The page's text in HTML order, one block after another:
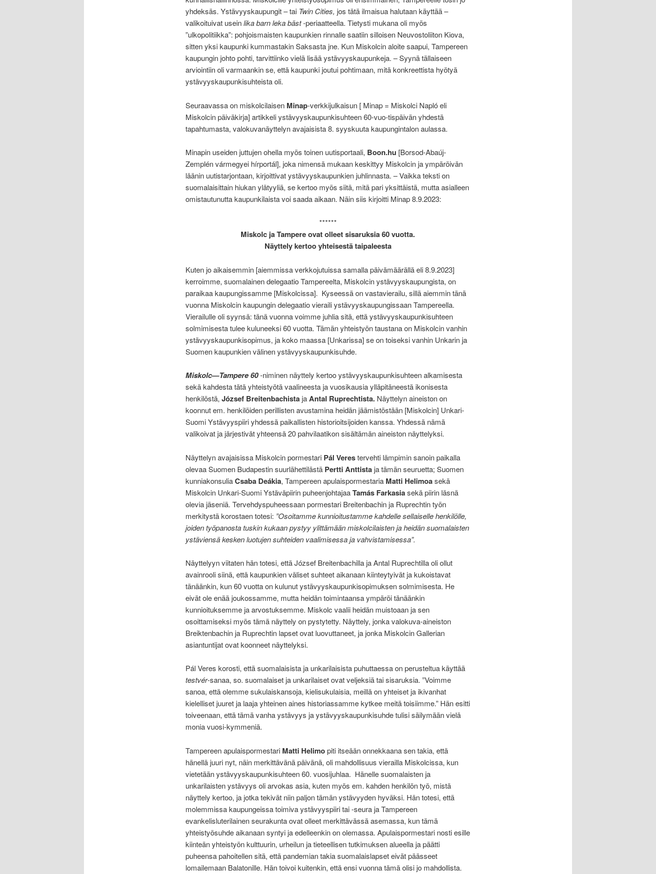
yhdeksäs. Ystävyyskaupungit – tai Twin Cities, jos tätä ilmaisua halutaan käyttää –
valikoituivat useinlika barn leka bäst-periaatteella. Tietysti mukana oli myös
”ulkopolitiikka”: pohjoismaisten kaupunkien rinnalle saatiin silloisen Neuvostoliiton Kiova,
sitten yksi kaupunki kummastakin Saksasta jne. Kun Miskolcin aloite saapui, Tampereen
kaupungin johto pohti, tarvittiinko vielä lisää ystävyyskaupunkeja. – Syynä tällaiseen
arviointiin oli varmaankin se, että kaupunki joutui pohtimaan, mitä konkreettista hyötyä
ystävyyskaupunkisuhteista oli.
Seuraavassa on miskolcilaisen Minap-verkkijulkaisun [ Minap = Miskolci Napló eli
Miskolcin päiväkirja] artikkeli ystävyyskaupunkisuhteen 60-vuo-tispäivän yhdestä
tapahtumasta, valokuvanäyttelyn avajaisista 8. syyskuuta kaupungintalon aulassa.
Minapin useiden juttujen ohella myös toinen uutisportaali, Boon.hu [Borsod-Abaúj-
Zemplén vármegyei hírportál], joka nimensä mukaan keskittyy Miskolcin ja ympäröivän
läänin uutistarjontaan, kirjoittivat ystävyyskaupunkien juhlinnasta. – Vaikka teksti on
suomalaisittain hiukan ylätyyliä, se kertoo myös siitä, mitä pari yksittäistä, mutta asialleen
omistautunutta kaupunkilaista voi saada aikaan. Näin siis kirjoitti Minap 8.9.2023:
******
Miskolc ja Tampere ovat olleet sisaruksia 60 vuotta.
Näyttely kertoo yhteisestä taipaleesta
Kuten jo aikaisemmin [aiemmissa verkkojutuissa samalla päivämäärällä eli 8.9.2023]
kerroimme, suomalainen delegaatio Tampereelta, Miskolcin ystävyyskaupungista, on
paraikaa kaupungissamme [Miskolcissa]. Kyseessä on vastavierailu, sillä aiemmin tänä
vuonna Miskolcin kaupungin delegaatio vieraili ystävyyskaupungissaan Tampereella.
Vierailulle oli syynsä: tänä vuonna voimme juhlia sitä, että ystävyyskaupunkisuhteen
solmimisesta tulee kuluneeksi 60 vuotta. Tämän yhteistyön taustana on Miskolcin vanhin
ystävyyskaupunkisopimus, ja koko maassa [Unkarissa] se on toiseksi vanhin Unkarin ja
Suomen kaupunkien välinen ystävyyskaupunkisuhde.
Miskolc—Tampere 60-niminen näyttely kertoo ystävyyskaupunkisuhteen alkamisesta
sekä kahdesta tätä yhteistyötä vaalineesta ja vuosikausia ylläpitäneestä ikonisesta
henkilöstä, József BreitenbachistajaAntal Ruprechtista.Näyttelyn aineiston on
koonnut em. henkilöiden perillisten avustamina heidän jäämistöstään [Miskolcin] Unkari-
Suomi Ystävyyspiiri yhdessä paikallisten historioitsijoiden kanssa. Yhdessä nämä
valikoivat ja järjestivät yhteensä 20 pahvilaatikon sisältämän aineiston näyttelyksi.
Näyttelyn avajaisissa Miskolcin pormestari Pál Verestervehti lämpimin sanoin paikalla
olevaa Suomen Budapestin suurlähettilästä Pertti Anttistaja tämän seuruetta; Suomen
kunniakonsuliaCsaba Deákia, Tampereen apulaispormestaria Matti Helimoasekä
Miskolcin Unkari-Suomi Ystäväpiirin puheenjohtajaaTamás Farkasiasekä piirin läsnä
olevia jäseniä. Tervehdyspuheessaan pormestari Breitenbachin ja Ruprechtin työn
merkitystä korostaen totesi: ”Osoitamme kunnioitustamme kahdelle sellaiselle henkilölle,
joiden työpanosta tuskin kukaan pystyy ylittämään miskolcilaisten ja heidän suomalaisten
ystäviensä kesken luotujen suhteiden vaalimisessa ja vahvistamisessa”.
Näyttelyyn viitaten hän totesi, että József Breitenbachilla ja Antal Ruprechtilla oli ollut
avainrooli siinä, että kaupunkien väliset suhteet aikanaan kiinteytyivät ja kukoistavat
tänäänkin, kun 60 vuotta on kulunut ystävyyskaupunkisopimuksen solmimisesta. He
eivät ole enää joukossamme, mutta heidän toimintaansa ympäröi tänäänkin
kunnioituksemme ja arvostuksemme. Miskolc vaalii heidän muistoaan ja sen
osoittamiseksi myös tämä näyttely on pystytetty. Näyttely, jonka valokuva-aineiston
Breiktenbachin ja Ruprechtin lapset ovat luovuttaneet, ja jonka Miskolcin Gallerian
asiantuntijat ovat koonneet näyttelyksi.
Pál Veres korosti, että suomalaisista ja unkarilaisista puhuttaessa on perusteltua käyttää
testvér-sanaa, so. suomalaiset ja unkarilaiset ovat veljeksiä tai sisaruksia. ”Voimme
sanoa, että olemme sukulaiskansoja, kielisukulaisia, meillä on yhteiset ja ikivanhat
kielelliset juuret ja laaja yhteinen aines historiassamme kytkee meitä toisiimme.” Hän esitti
toiveenaan, että tämä vanha ystävyys ja ystävyyskaupunkisuhde tulisi säilymään vielä
monia vuosi-kymmeniä.
Tampereen apulaispormestari Matti Helimopiti itseään onnekkaana sen takia, että
hänellä juuri nyt, näin merkittävänä päivänä, oli mahdollisuus vierailla Miskolcissa, kun
vietetään ystävyyskaupunkisuhteen 60. vuosijuhlaa. Hänelle suomalaisten ja
unkarilaisten ystävyys oli arvokas asia, kuten myös em. kahden henkilön työ, mistä
näyttely kertoo, ja jotka tekivät niin paljon tämän ystävyyden hyväksi. Hän totesi, että
molemmissa kaupungeissa toimiva ystävyyspiiri tai -seura ja Tampereen
evankelisluterilainen seurakunta ovat olleet merkittävässä asemassa, kun tämä
yhteistyösuhde aikanaan syntyi ja edelleenkin on olemassa. Apulaispormestari nosti esille
kiinteän yhteistyön kulttuurin, urheilun ja tieteellisen tutkimuksen alueella ja päätti
puheensa pahoitellen sitä, että pandemian takia suomalaislapset eivät päässeet
lomailemaan Balatonille. Hän toivoi kuitenkin, että ensi vuonna tämä olisi jo mahdollista.